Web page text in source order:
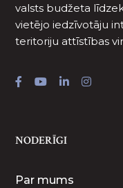
valsts budžeta
vietējo iedzīvotāju
teritoriju attīstības
NODERĪGI
Par mums